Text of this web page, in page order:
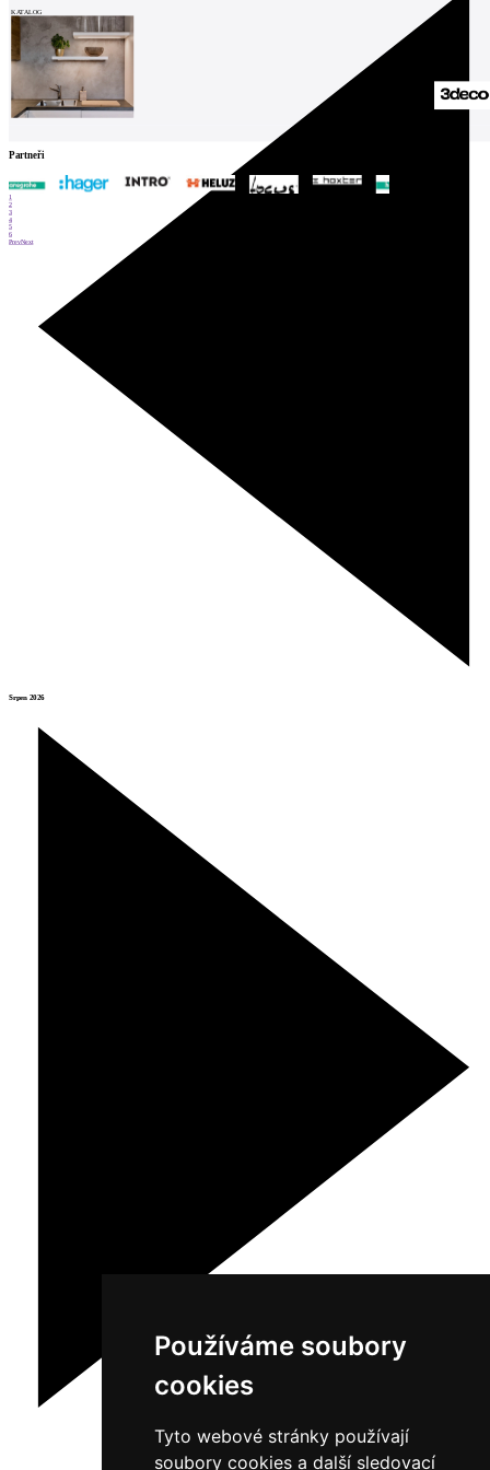
Používáme soubory
cookies
Tyto webové stránky používají
soubory cookies a další sledovací
Srpen 2026
KATALOG
Partneři
1
2
3
4
5
6
PrevNext